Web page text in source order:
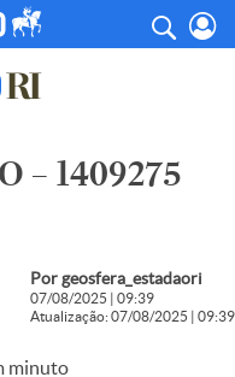
– 1409275
Por geosfera_estadaori
07/08/2025 | 09:39
Atualização: 07/08/2025 | 09:39
minuto